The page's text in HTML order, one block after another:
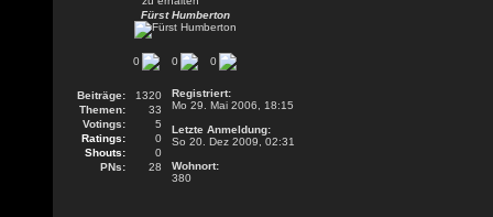
Fürst Humberton
0 0 0
Beiträge:
1320
Themen:
33
Votings:
5
Ratings:
0
Shouts:
0
PNs:
28
Registriert:
Mo 29. Mai 2006, 18:15
Letzte Anmeldung:
So 20. Dez 2009, 02:31
Wohnort:
380